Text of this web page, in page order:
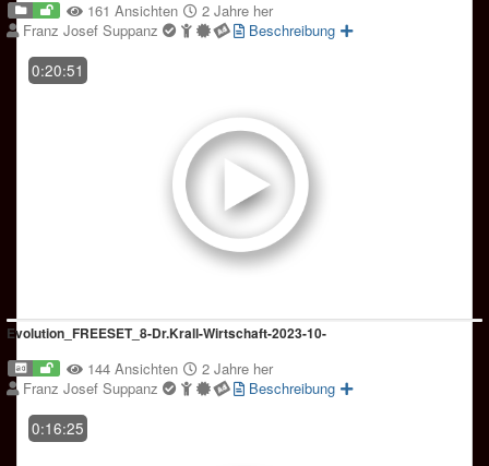
161 Ansichten
2 Jahre her
Franz Josef Suppanz
Beschreibung
0:20:51
Evolution_FREESET_8-Dr.Krall-Wirtschaft-2023-10-
144 Ansichten
2 Jahre her
Franz Josef Suppanz
Beschreibung
0:16:25